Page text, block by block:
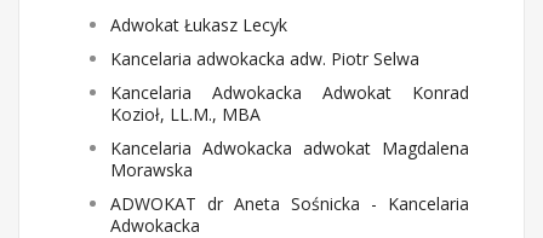
Adwokat Łukasz Lecyk
Kancelaria adwokacka adw. Piotr Selwa
Kancelaria Adwokacka Adwokat Konrad
Kozioł, LL.M., MBA
Kancelaria Adwokacka adwokat Magdalena
Morawska
ADWOKAT dr Aneta Sośnicka - Kancelaria
Adwokacka